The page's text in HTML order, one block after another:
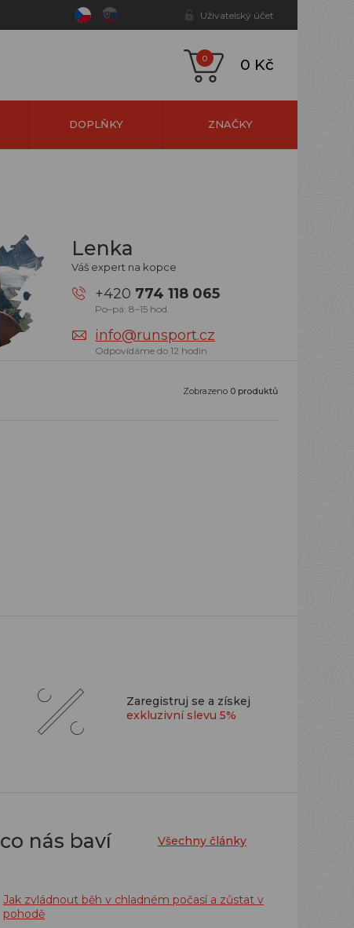
Uživatelský účet
0 0 Kč
DOPLŇKY ZNAČKY
Lenka
Váš expert na kopce
+420 774 118 065
Po–pá: 8–15 hod.
info@runsport.cz
Odpovídáme do 12 hodin
Zobrazeno 0 produktů
Zaregistruj se a získej
exkluzivní slevu 5%
co nás baví Všechny články
Jak zvládnout běh v chladném počasí a zůstat v
pohodě